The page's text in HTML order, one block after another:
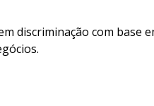
discriminação com base